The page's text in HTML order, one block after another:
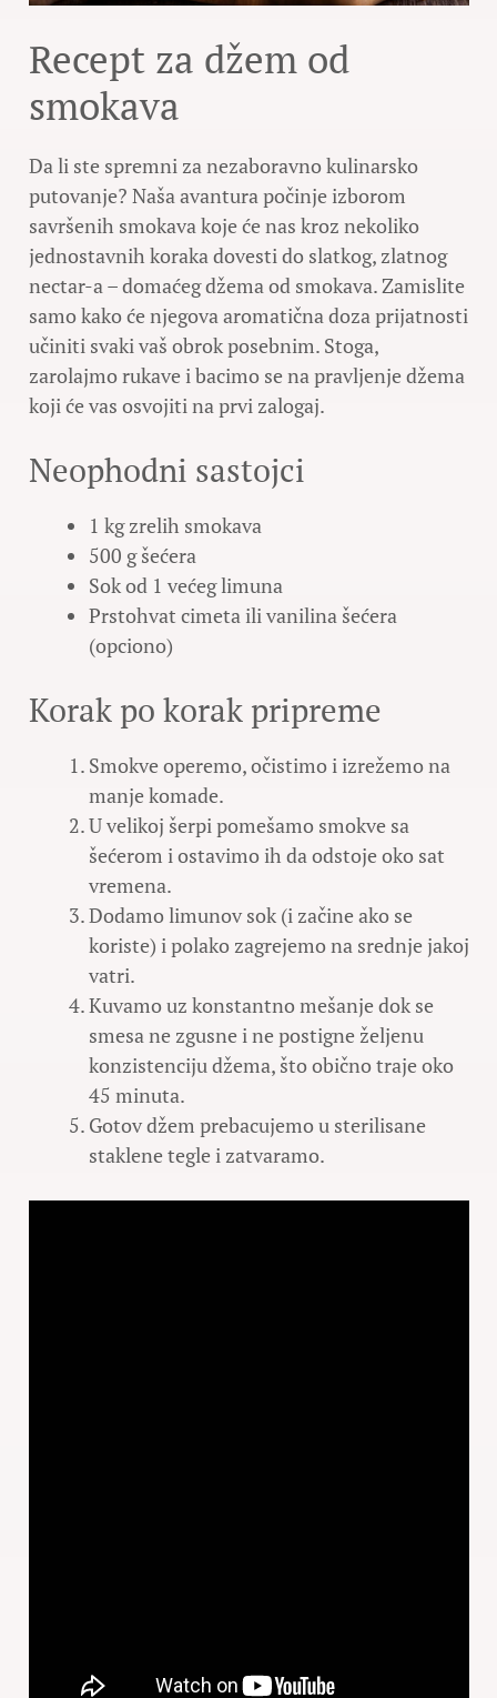
Recept za džem od
smokava
Da li ste spremni za nezaboravno kulinarsko
putovanje? Naša avantura počinje izborom
savršenih smokava koje će nas kroz nekoliko
jednostavnih koraka dovesti do slatkog, zlatnog
nectar-a – domaćeg džema od smokava. Zamislite
samo kako će njegova aromatična doza prijatnosti
učiniti svaki vaš obrok posebnim. Stoga,
zarolajmo rukave i bacimo se na pravljenje džema
koji će vas osvojiti na prvi zalogaj.
Neophodni sastojci
1 kg zrelih smokava
500 g šećera
Sok od 1 većeg limuna
Prstohvat cimeta ili vanilina šećera
(opciono)
Korak po korak pripreme
Smokve operemo, očistimo i izrežemo na
manje komade.
U velikoj šerpi pomešamo smokve sa
šećerom i ostavimo ih da odstoje oko sat
vremena.
Dodamo limunov sok (i začine ako se
koriste) i polako zagrejemo na srednje jakoj
vatri.
Kuvamo uz konstantno mešanje dok se
smesa ne zgusne i ne postigne željenu
konzistenciju džema, što obično traje oko
45 minuta.
Gotov džem prebacujemo u sterilisane
staklene tegle i zatvaramo.